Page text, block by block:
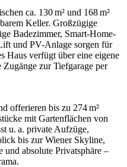
ca. 130 m² und 168 m²
Keller. Großzügige
Badezimmer, Smart-Home-
und PV-Anlage sorgen für
Haus verfügt über eine eigene
zur Tiefgarage per
offerieren bis zu 274 m²
mit Gartenflächen von
u. a. private Aufzüge,
bis zur Wiener Skyline,
absolute Privatsphäre –